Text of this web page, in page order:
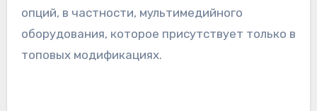
опций, в частности, мультимедийного
оборудования, которое присутствует только в
топовых модификациях.